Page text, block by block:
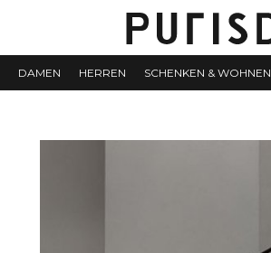
DAMEN HERREN SCHENKEN & WOHNEN